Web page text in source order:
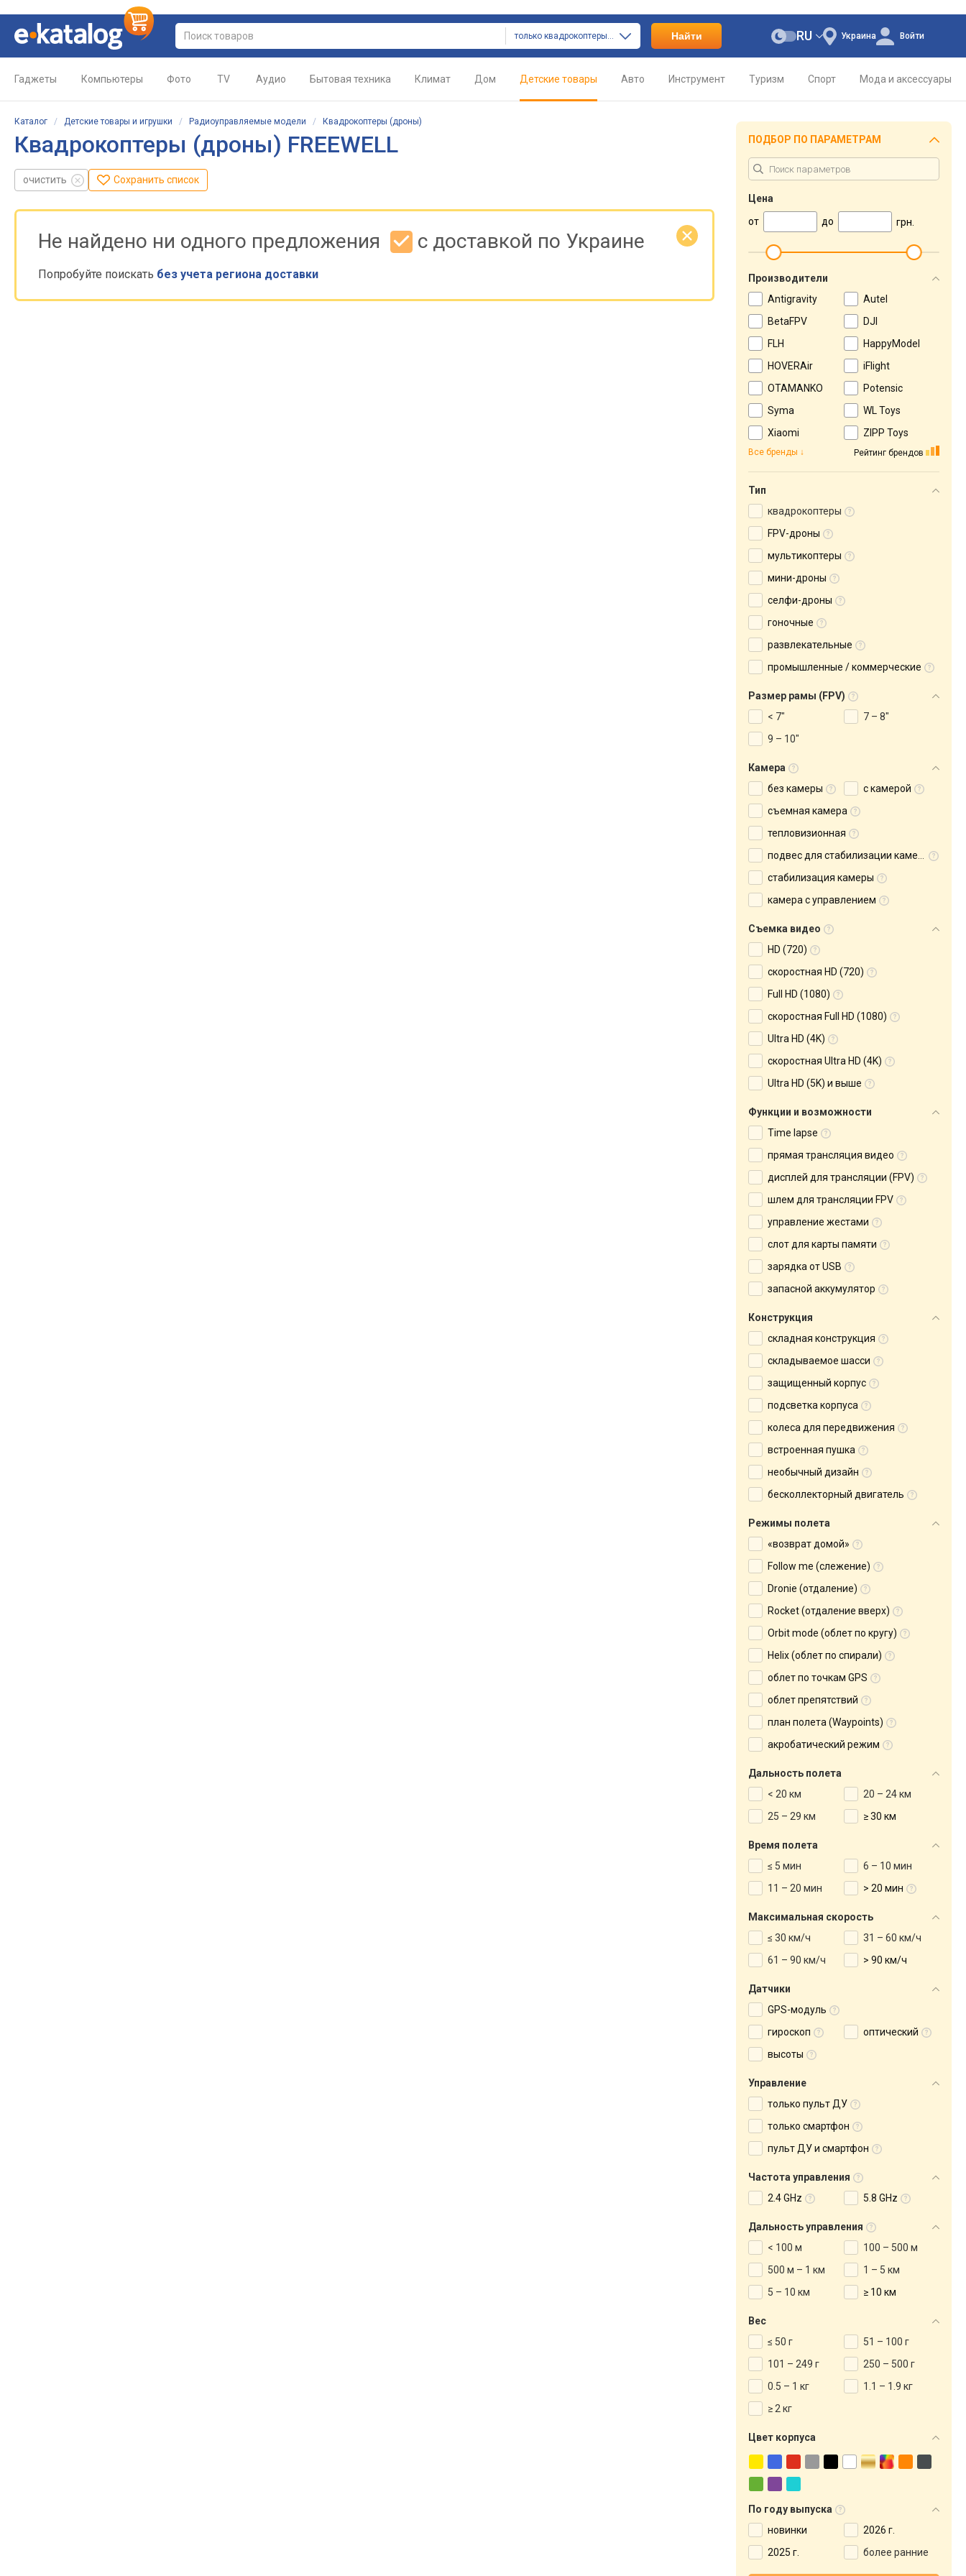
только квадрокоптеры (дроны) Найти Украина
RU Войти
Гаджеты Компьютеры Фото TV Аудио Бытовая техника Климат Дом Детские товары Авто Инструмент Туризм Спорт Мода и аксессуары
Каталог / Детские товары и игрушки / Радиоуправляемые модели / Квадрокоптеры (дроны)
Квадрокоптеры (дроны) FREEWELL
очистить Сохранить список
Не найдено ни одного предложения с доставкой по Украине
Попробуйте поискать без учета региона доставки
ПОДБОР ПО ПАРАМЕТРАМ
Цена
от
до грн.
Производители
Antigravity
Autel
BetaFPV
DJI
FLH
HappyModel
HOVERAir
iFlight
OTAMANKO
Potensic
Syma
WL Toys
Xiaomi
ZIPP Toys
Рейтинг брендов
Все бренды
Тип
квадрокоптеры
FPV-дроны
мультикоптеры
мини-дроны
селфи-дроны
гоночные
развлекательные
промышленные / коммерческие
Размер рамы (FPV)
< 7"
7 – 8"
9 – 10"
Камера
без камеры
с камерой
съемная камера
тепловизионная
подвес для стабилизации камеры
cтабилизация камеры
камера с управлением
Съемка видео
HD (720)
скоростная HD (720)
Full HD (1080)
скоростная Full HD (1080)
Ultra HD (4K)
скоростная Ultra HD (4K)
Ultra HD (5K) и выше
Функции и возможности
Time lapse
прямая трансляция видео
дисплей для трансляции (FPV)
шлем для трансляции FPV
управление жестами
слот для карты памяти
зарядка от USB
запасной аккумулятор
Конструкция
складная конструкция
складываемое шасси
защищенный корпус
подсветка корпуса
колеса для передвижения
встроенная пушка
необычный дизайн
бесколлекторный двигатель
Режимы полета
«возврат домой»
Follow me (слежение)
Dronie (отдаление)
Rocket (отдаление вверх)
Orbit mode (облет по кругу)
Helix (облет по спирали)
облет по точкам GPS
облет препятствий
план полета (Waypoints)
акробатический режим
Дальность полета
< 20 км
20 – 24 км
25 – 29 км
≥ 30 км
Время полета
≤ 5 мин
6 – 10 мин
11 – 20 мин
> 20 мин
Максимальная скорость
≤ 30 км/ч
31 – 60 км/ч
61 – 90 км/ч
> 90 км/ч
Датчики
GPS-модуль
гироскоп
оптический
высоты
Управление
только пульт ДУ
только смартфон
пульт ДУ и смартфон
Частота управления
2.4 GHz
5.8 GHz
Дальность управления
< 100 м
100 – 500 м
500 м – 1 км
1 – 5 км
5 – 10 км
≥ 10 км
Вес
≤ 50 г
51 – 100 г
101 – 249 г
250 – 500 г
0.5 – 1 кг
1.1 – 1.9 кг
≥ 2 кг
Цвет корпуса
По году выпуска
новинки
2026 г.
2025 г.
более ранние